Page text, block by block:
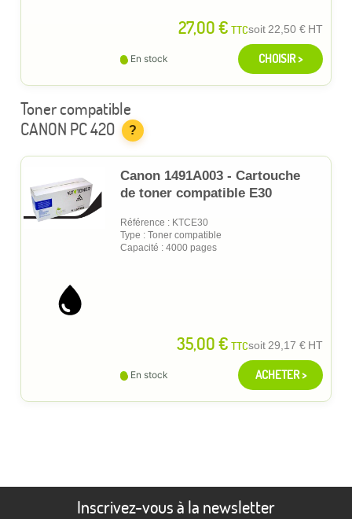
27,00 € TTCsoit22,50 € HT
En stock CHOISIR >
Toner compatible
CANON PC 420
?
Canon 1491A003 - Cartouche
de toner compatible E30
Référence : KTCE30
Type : Toner compatible
Capacité : 4000 pages
35,00 € TTCsoit29,17 € HT
En stock ACHETER >
Inscrivez-vous à la newsletter